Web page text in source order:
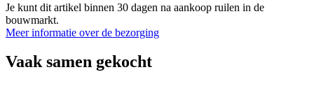
Je kunt dit artikel binnen 30 dagen na aankoop ruilen in de
bouwmarkt.
Meer informatie over de bezorging
Vaak samen gekocht